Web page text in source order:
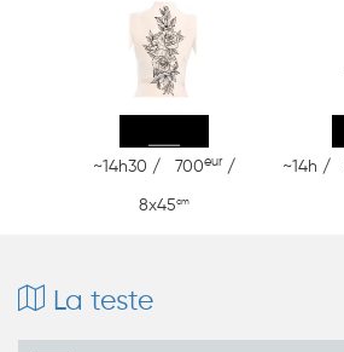
~14h30 / 700eur /
8x45cm
~14h /
La teste